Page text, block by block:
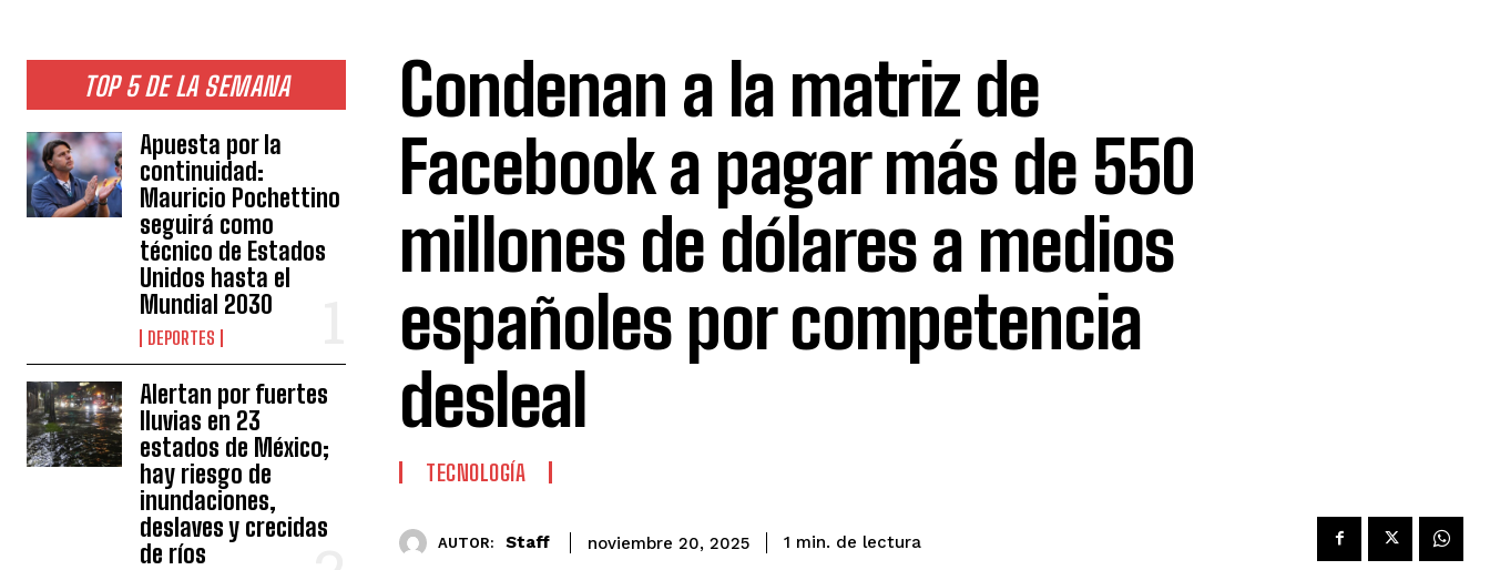
TOP 5 DE LA SEMANA
Apuesta por la
continuidad:
Mauricio Pochettino
seguirá como
técnico de Estados
Unidos hasta el
Mundial 2030
DEPORTES
Alertan por fuertes
lluvias en 23
estados de México;
hay riesgo de
inundaciones,
deslaves y crecidas
de ríos
Condenan a la matriz de
Facebook a pagar más de 550
millones de dólares a medios
españoles por competencia
desleal
TECNOLOGÍA
AUTOR: Staff noviembre 20, 2025 1 min. de lectura